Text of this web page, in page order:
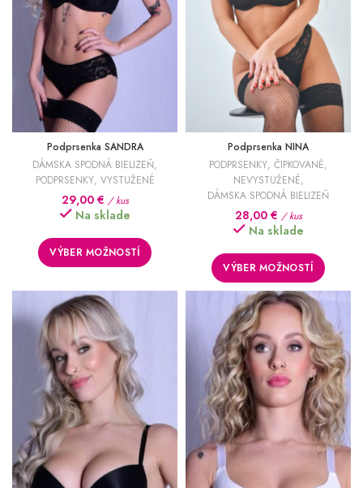
Podprsenka SANDRA
DÁMSKA SPODNÁ BIELIZEŇ,
PODPRSENKY, VYSTUŽENÉ
29,00 € / kus
Na sklade
VÝBER MOŽNOSTÍ
Podprsenka NINA
PODPRSENKY, ČIPKOVANÉ,
NEVYSTUŽENÉ,
DÁMSKA SPODNÁ BIELIZEŇ
28,00 € / kus
Na sklade
VÝBER MOŽNOSTÍ